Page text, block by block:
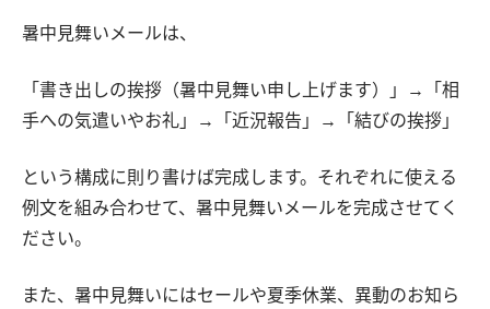
暑中見舞いメールは、
「書き出しの挨拶（暑中見舞い申し上げます）」→「相
手への気遣いやお礼」→「近況報告」→「結びの挨拶」
という構成に則り書けば完成します。それぞれに使える
例文を組み合わせて、暑中見舞いメールを完成させてく
ださい。
また、暑中見舞いにはセールや夏季休業、異動のお知ら